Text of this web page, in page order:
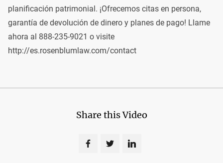
planificación patrimonial. ¡Ofrecemos citas en persona,
garantía de devolución de dinero y planes de pago! Llame
ahora al 888-235-9021 o visite
http://es.rosenblumlaw.com/contact
Share this Video